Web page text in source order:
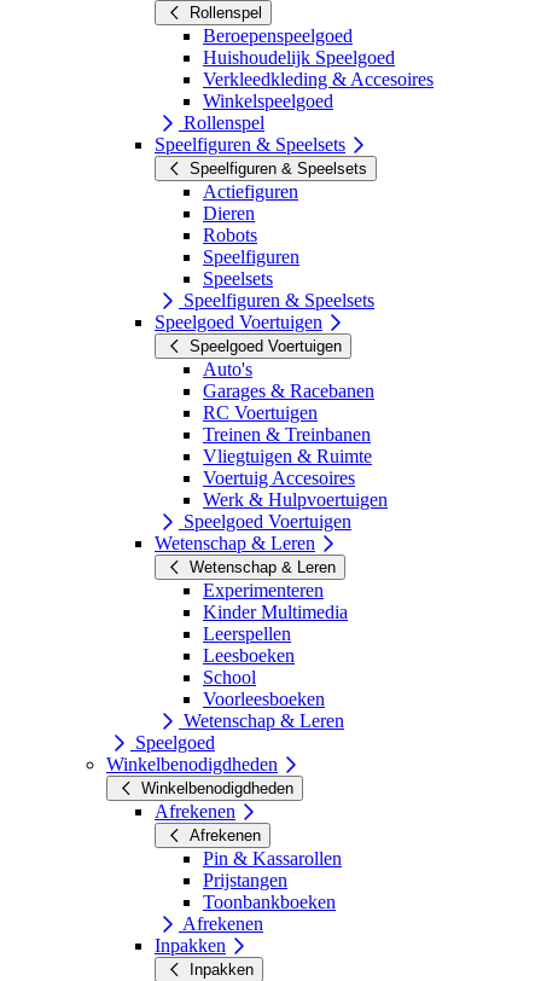
Rollenspel
Beroepenspeelgoed
Huishoudelijk Speelgoed
Verkleedkleding & Accesoires
Winkelspeelgoed
Rollenspel
Speelfiguren & Speelsets
Speelfiguren & Speelsets
Actiefiguren
Dieren
Robots
Speelfiguren
Speelsets
Speelfiguren & Speelsets
Speelgoed Voertuigen
Speelgoed Voertuigen
Auto's
Garages & Racebanen
RC Voertuigen
Treinen & Treinbanen
Vliegtuigen & Ruimte
Voertuig Accesoires
Werk & Hulpvoertuigen
Speelgoed Voertuigen
Wetenschap & Leren
Wetenschap & Leren
Experimenteren
Kinder Multimedia
Leerspellen
Leesboeken
School
Voorleesboeken
Wetenschap & Leren
Speelgoed
Winkelbenodigdheden
Winkelbenodigdheden
Afrekenen
Afrekenen
Pin & Kassarollen
Prijstangen
Toonbankboeken
Afrekenen
Inpakken
Inpakken